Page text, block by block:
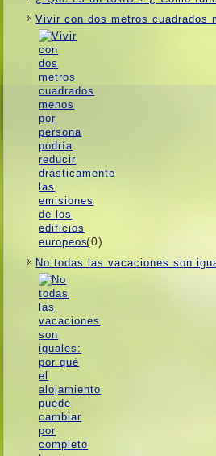
Vivir con dos metros cuadrados
(0)
No todas las vacaciones son